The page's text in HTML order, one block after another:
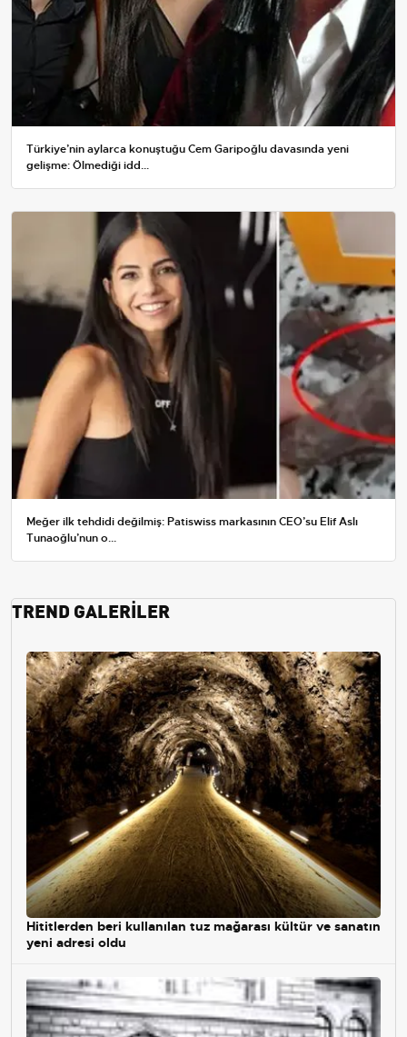
Türkiye’nin aylarca konuştuğu Cem Garipoğlu davasında yeni
gelişme: Ölmediği idd...
Meğer ilk tehdidi değilmiş: Patiswiss markasının CEO’su Elif Aslı
Tunaoğlu’nun o...
TREND GALERİLER
Hititlerden beri kullanılan tuz mağarası kültür ve sanatın
yeni adresi oldu